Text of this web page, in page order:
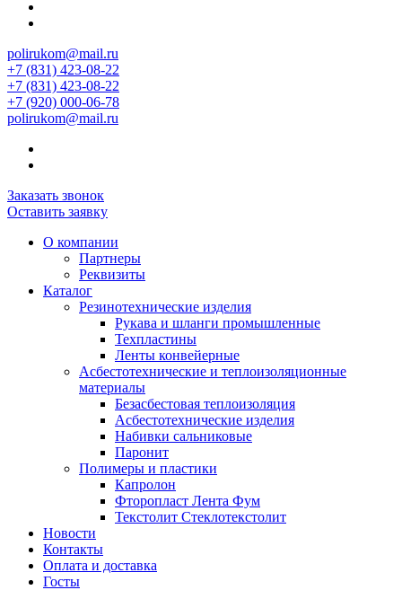
polirukom@mail.ru
+7 (831) 423-08-22
+7 (831) 423-08-22
+7 (920) 000-06-78
polirukom@mail.ru
Заказать звонок
Оставить заявку
О компании
Партнеры
Реквизиты
Каталог
Резинотехнические изделия
Рукава и шланги промышленные
Техпластины
Ленты конвейерные
Асбестотехнические и теплоизоляционные
материалы
Безасбестовая теплоизоляция
Асбестотехнические изделия
Набивки сальниковые
Паронит
Полимеры и пластики
Капролон
Фторопласт Лента Фум
Текстолит Стеклотекстолит
Новости
Контакты
Оплата и доставка
Госты